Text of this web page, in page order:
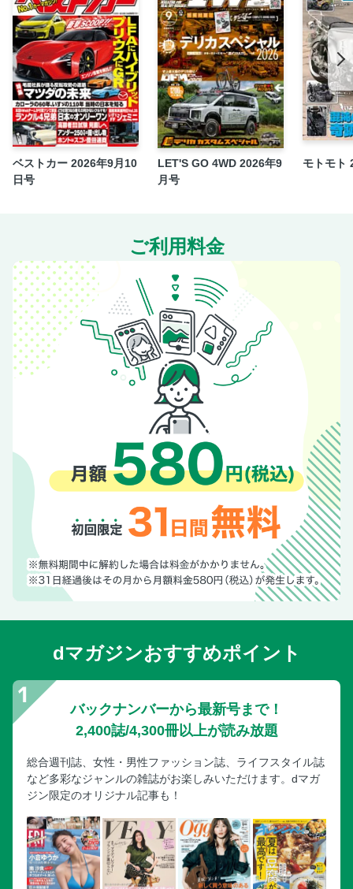
三菱デリカD:5
ジャパンモビリティショー2023
Sクラス
フィアット・ドブロ
ルノー・カングー
プジョー・リフター
シトロエン・ベルランゴ
フォルクスワーゲン・ゴルフトゥー
スズキ・ソリオ
ダイハツ・トール
トヨタ・ルーミー
おトクな特別仕様車
プレゼントコーナー
ベストカー 2026年9月10
日号
LET'S GO 4WD 2026年9
月号
モトモト
ご利用料金
dマガジンおすすめポイント
バックナンバーから最新号まで！
2,400誌/4,300冊以上が読み放題
総合週刊誌、女性・男性ファッション誌、ライフスタイル誌
など多彩なジャンルの雑誌がお楽しみいただけます。dマガ
ジン限定のオリジナル記事も！